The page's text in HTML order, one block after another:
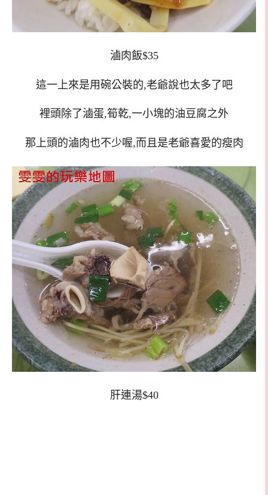
滷肉飯$35
這一上來是用碗公裝的,老爺說也太多了吧
裡頭除了滷蛋,筍乾,一小塊的油豆腐之外
那上頭的滷肉也不少喔,而且是老爺喜愛的瘦肉
肝連湯$40